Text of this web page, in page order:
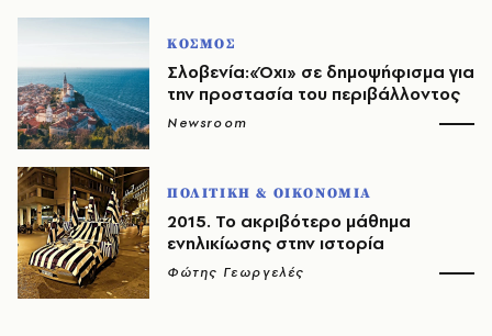
ΚΟΣΜΟΣ
Σλοβενία:«Όχι» σε δημοψήφισμα για
την προστασία του περιβάλλοντος
Newsroom
ΠΟΛΙΤΙΚΗ & ΟΙΚΟΝΟΜΙΑ
2015. Το ακριβότερο μάθημα
ενηλικίωσης στην ιστορία
Φώτης Γεωργελές